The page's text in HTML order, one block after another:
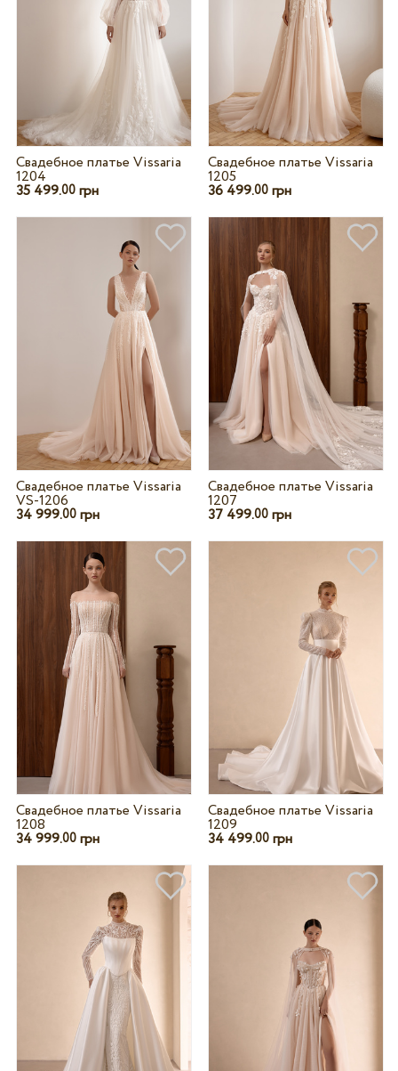
Свадебное платье Vissaria
1204
35 499.00грн
Свадебное платье Vissaria
1205
36 499.00 грн
Свадебное платье Vissaria
VS-1206
34 999.00грн
Свадебное платье Vissaria
1207
37 499.00 грн
Свадебное платье Vissaria
1208
34 999.00грн
Свадебное платье Vissaria
1209
34 499.00 грн